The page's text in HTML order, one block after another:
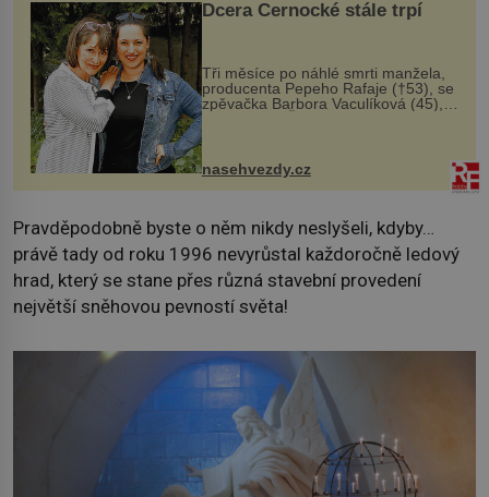
Dcera Černocké stále trpí
Tři měsíce po náhlé smrti manžela,
producenta Pepeho Rafaje (†53), se
zpěvačka Barbora Vaculíková (45),
dcera Petry Černocké (75), poprvé
ozvala veřejnosti. Na sociální síti
sdílela, že se snaží fung...
nasehvezdy.cz
Pravděpodobně byste o něm nikdy neslyšeli, kdyby…
právě tady od roku 1996 nevyrůstal každoročně ledový
hrad, který se stane přes různá stavební provedení
největší sněhovou pevností světa!